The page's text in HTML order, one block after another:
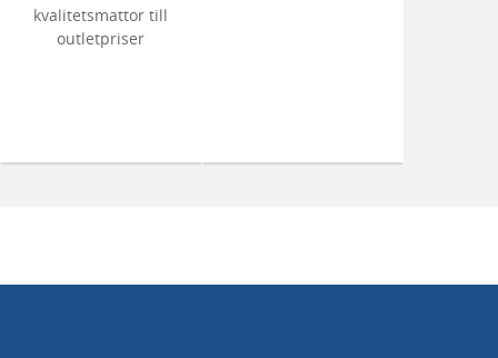
kvalitetsmattor till
outletpriser